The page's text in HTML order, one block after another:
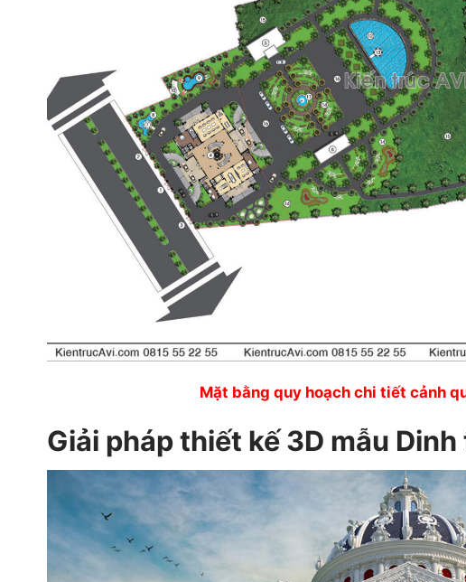
Mặt bằng quy hoạch chi tiết cảnh
Giải pháp thiết kế 3D mẫu